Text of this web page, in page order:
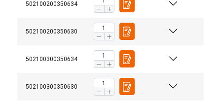
502100200350634
502100200350630
502100300350634
502100300350630